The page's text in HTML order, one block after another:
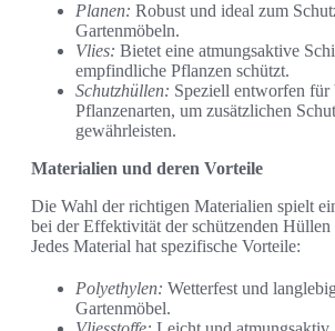
Planen: Robust und ideal zum
Gartenmöbeln.
Vlies: Bietet eine atmungsaktive
empfindliche Pflanzen schützt.
Schutzhüllen: Speziell entworfen für
Pflanzenarten, um zusätzlichen
gewährleisten.
Materialien und deren Vorteile
Die Wahl der richtigen Materialien spielt
bei der Effektivität der schützenden Hüllen
Jedes Material hat spezifische Vorteile:
Polyethylen: Wetterfest und
Gartenmöbel.